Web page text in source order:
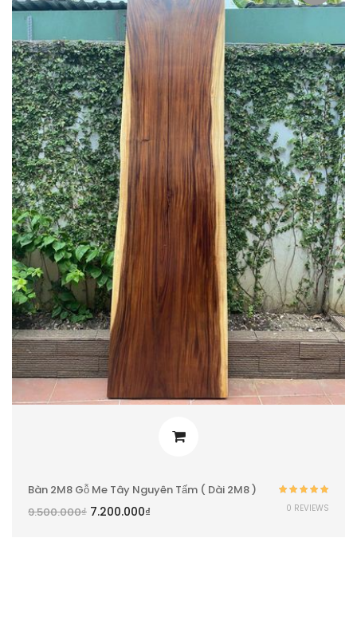
Bàn 2M8 Gỗ Me Tây Nguyên Tấm ( Dài 2M8 )
9.500.000₫ 7.200.000₫
hạng5.00 5
0 REVIEWS